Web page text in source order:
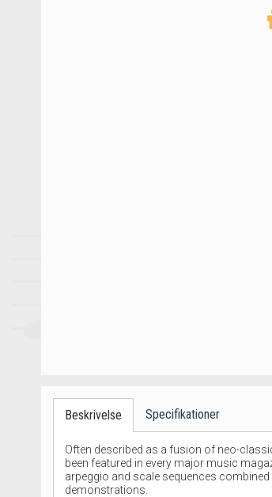
Beskrivelse Specifikationer
Often described as a fusion of neo-
been featured in every major music
arpeggio and scale sequences
demonstrations.